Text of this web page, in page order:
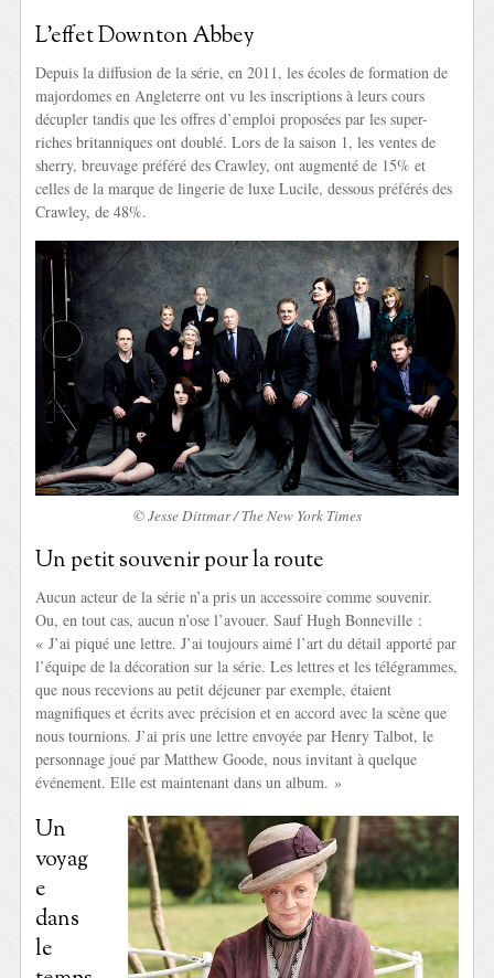
L’effet Downton Abbey
Depuis la diffusion de la série, en 2011, les écoles de formation de
majordomes en Angleterre ont vu les inscriptions à leurs cours
décupler tandis que les offres d’emploi proposées par les super-
riches britanniques ont doublé. Lors de la saison 1, les ventes de
sherry, breuvage préféré des Crawley, ont augmenté de 15% et
celles de la marque de lingerie de luxe Lucile, dessous préférés des
Crawley, de 48%.
© Jesse Dittmar / The New York Times
Un petit souvenir pour la route
Aucun acteur de la série n’a pris un accessoire comme souvenir.
Ou, en tout cas, aucun n’ose l’avouer. Sauf Hugh Bonneville :
« J’ai piqué une lettre. J’ai toujours aimé l’art du détail apporté par
l’équipe de la décoration sur la série. Les lettres et les télégrammes,
que nous recevions au petit déjeuner par exemple, étaient
magnifiques et écrits avec précision et en accord avec la scène que
nous tournions. J’ai pris une lettre envoyée par Henry Talbot, le
personnage joué par Matthew Goode, nous invitant à quelque
événement. Elle est maintenant dans un album. »
Un
voyag
e
dans
le